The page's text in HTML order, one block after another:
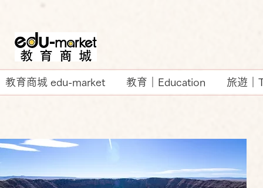
教育商城 edu-market 教育｜Education 旅遊｜